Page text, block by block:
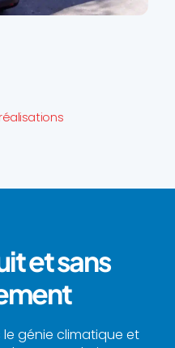
et sans
le génie climatique et